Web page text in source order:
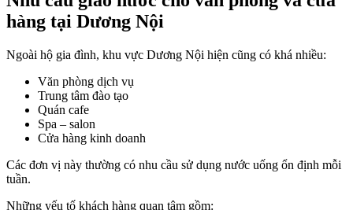
hàng tại Dương Nội
Ngoài hộ gia đình, khu vực Dương Nội hiện cũng có khá nhiều:
Văn phòng dịch vụ
Trung tâm đào tạo
Quán cafe
Spa – salon
Cửa hàng kinh doanh
Các đơn vị này thường có nhu cầu sử dụng nước uống ổn định mỗi
tuần.
Những yếu tố khách hàng quan tâm gồm: